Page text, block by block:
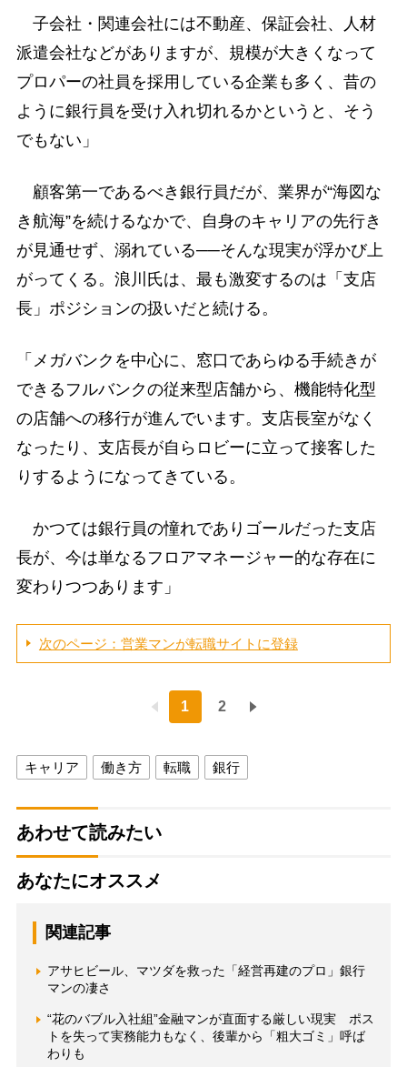
子会社・関連会社には不動産、保証会社、人材
派遣会社などがありますが、規模が大きくなって
プロパーの社員を採用している企業も多く、昔の
ように銀行員を受け入れ切れるかというと、そう
でもない」
顧客第一であるべき銀行員だが、業界が“海図な
き航海”を続けるなかで、自身のキャリアの先行き
が見通せず、溺れている──そんな現実が浮かび上
がってくる。浪川氏は、最も激変するのは「支店
長」ポジションの扱いだと続ける。
「メガバンクを中心に、窓口であらゆる手続きが
できるフルバンクの従来型店舗から、機能特化型
の店舗への移行が進んでいます。支店長室がなく
なったり、支店長が自らロビーに立って接客した
りするようになってきている。
かつては銀行員の憧れでありゴールだった支店
長が、今は単なるフロアマネージャー的な存在に
変わりつつあります」
次のページ：営業マンが転職サイトに登録
1 2
キャリア 働き方 転職 銀行
あわせて読みたい
あなたにオススメ
関連記事
アサヒビール、マツダを救った「経営再建のプロ」銀行
マンの凄さ
“花のバブル入社組”金融マンが直面する厳しい現実 ポス
トを失って実務能力もなく、後輩から「粗大ゴミ」呼ば
わりも